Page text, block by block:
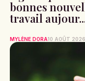
bonnes
travail
MYLÈNE DORA10 AOÛT 2026